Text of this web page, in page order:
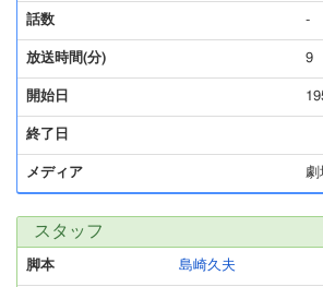
話数 -
放送時間(分) 9
開始日
終了日
メディア 劇
スタッフ
脚本 島崎久夫